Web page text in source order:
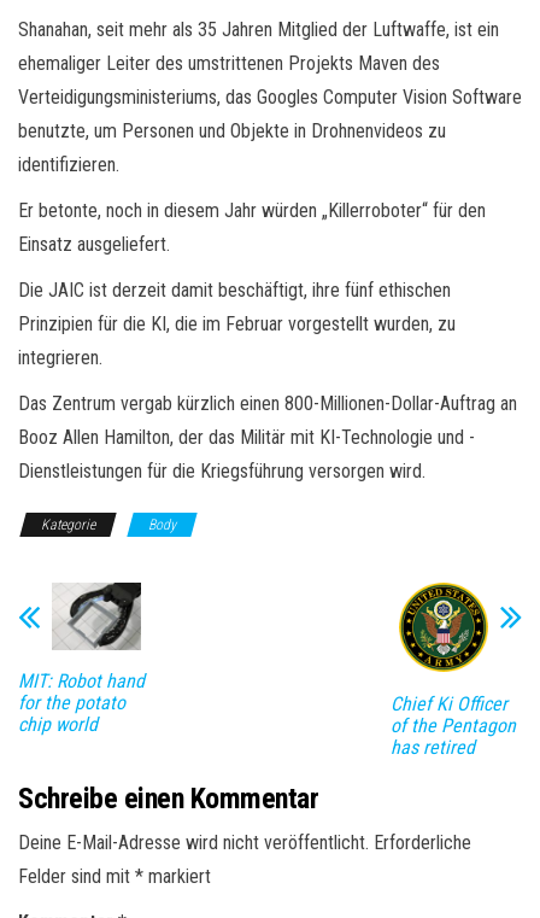
Shanahan, seit mehr als 35 Jahren Mitglied der Luftwaffe, ist ein
ehemaliger Leiter des umstrittenen Projekts Maven des
Verteidigungsministeriums, das Googles Computer Vision Software
benutzte, um Personen und Objekte in Drohnenvideos zu
identifizieren.
Er betonte, noch in diesem Jahr würden „Killerroboter“ für den
Einsatz ausgeliefert.
Die JAIC ist derzeit damit beschäftigt, ihre fünf ethischen
Prinzipien für die KI, die im Februar vorgestellt wurden, zu
integrieren.
Das Zentrum vergab kürzlich einen 800-Millionen-Dollar-Auftrag an
Booz Allen Hamilton, der das Militär mit KI-Technologie und -
Dienstleistungen für die Kriegsführung versorgen wird.
Kategorie Body
MIT: Robot hand
for the potato
chip world
Chief Ki Officer
of the Pentagon
has retired
Schreibe einen Kommentar
Deine E-Mail-Adresse wird nicht veröffentlicht. Erforderliche
Felder sind mit * markiert